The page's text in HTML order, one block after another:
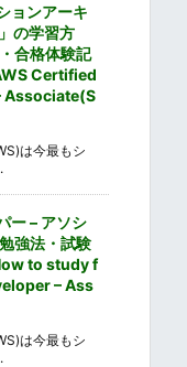
ョンアーキ
の学習方
合格体験記
Certified
は今最もシ
ー – アソシ
強法・試験
to study f
– Ass
は今最もシ